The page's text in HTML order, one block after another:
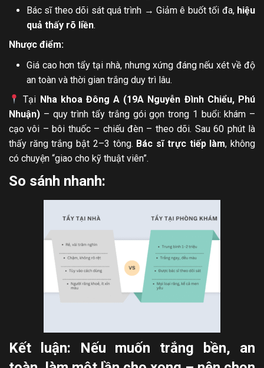
Bác sĩ theo dõi sát quá trình → Giảm ê buốt tối đa, hiệu
quả thấy rõ liền.
Nhược điểm:
Giá cao hơn tẩy tại nhà, nhưng xứng đáng nếu xét về độ
an toàn và thời gian trắng duy trì lâu.
Tại Nha khoa Đông A (19A Nguyễn Đình Chiểu, Phú
Nhuận) – quy trình tẩy trắng gói gọn trong 1 buổi: khám –
cạo vôi – bôi thuốc – chiếu đèn – theo dõi. Sau 60 phút là
thấy răng trắng bật 2–3 tông. Bác sĩ trực tiếp làm, không
có chuyện “giao cho kỹ thuật viên”.
So sánh nhanh:
Kết luận: Nếu muốn trắng bền, an